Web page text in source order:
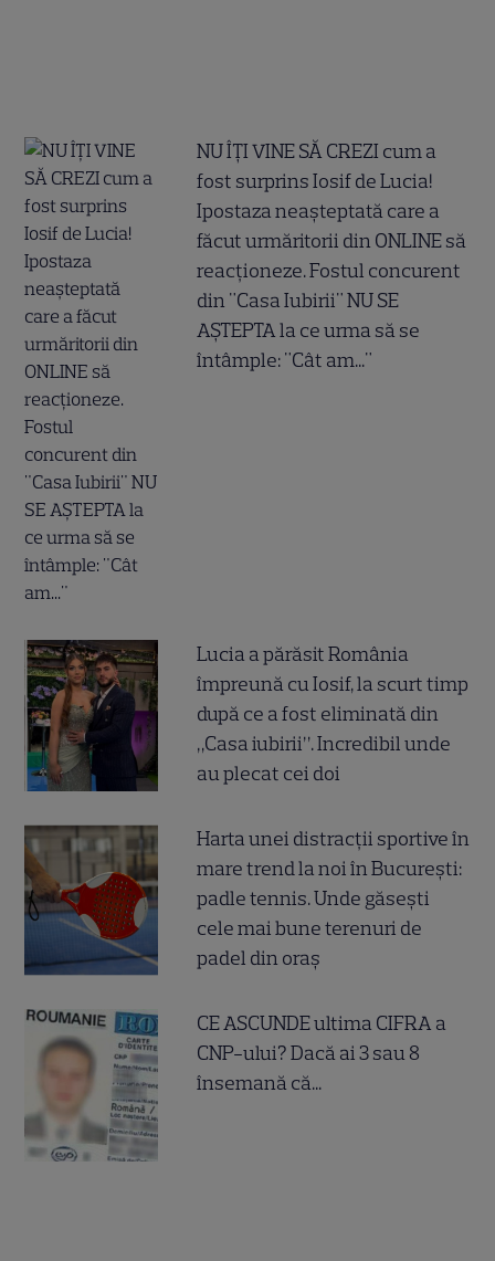
NU ÎȚI VINE SĂ CREZI cum a
fost surprins Iosif de Lucia!
Ipostaza neașteptată care a
făcut urmăritorii din ONLINE să
reacționeze. Fostul concurent
din "Casa Iubirii" NU SE
AȘTEPTA la ce urma să se
întâmple: "Cât am..."
Lucia a părăsit România
împreună cu Iosif, la scurt timp
după ce a fost eliminată din
„Casa iubirii”. Incredibil unde
au plecat cei doi
Harta unei distracții sportive în
mare trend la noi în București:
padle tennis. Unde găsești
cele mai bune terenuri de
padel din oraș
CE ASCUNDE ultima CIFRA a
CNP-ului? Dacă ai 3 sau 8
însemană că...